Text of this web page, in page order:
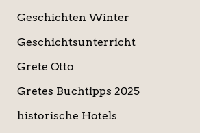
Geschichten Winter
Geschichtsunterricht
Grete Otto
Gretes Buchtipps 2025
historische Hotels